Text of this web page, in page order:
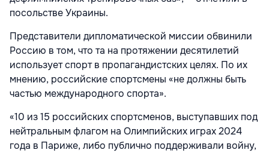
посольстве Украины.
Представители дипломатической миссии обвинили
Россию в том, что та на протяжении десятилетий
использует спорт в пропагандистских целях. По их
мнению, российские спортсмены «не должны быть
частью международного спорта».
«10 из 15 российских спортсменов, выступавших под
нейтральным флагом на Олимпийских играх 2024
года в Париже, либо публично поддерживали войну,